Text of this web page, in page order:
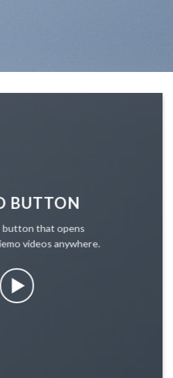
BUTTON
button that opens
videos anywhere.